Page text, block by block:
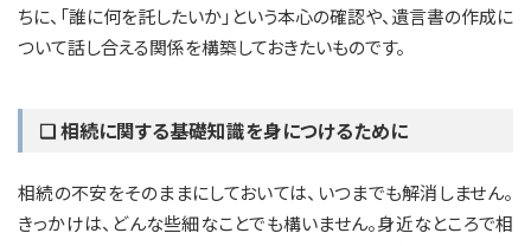
ちに、「誰に何を託したいか」という本心の確認や、遺言書の作成に
ついて話し合える関係を構築しておきたいものです。
❏ 相続に関する基礎知識を身につけるために
相続の不安をそのままにしておいては、いつまでも解消しません。
きっかけは、どんな些細なことでも構いません。身近なところで相